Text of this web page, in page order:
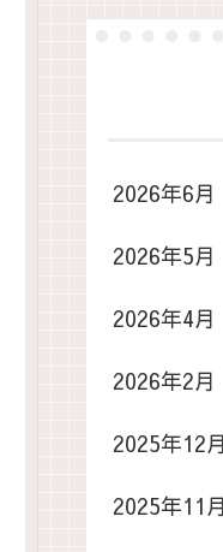
2026年6月
2026年5月
2026年4月
2026年2月
2025年12月
2025年11月